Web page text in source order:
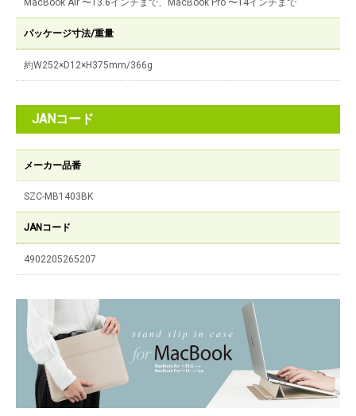
MacBook Air 〜13.6インチまで、MacBook Pro 〜14インチまで
パッケージ寸法/重量
約W252×D12×H375mm/366g
JANコード
メーカー品番
SZC-MB1403BK
JANコード
4902205265207